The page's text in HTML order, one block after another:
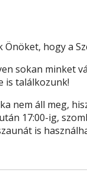
hogy a
sokan minket
is találkozunk!
nem áll meg,
17:00-ig,
is